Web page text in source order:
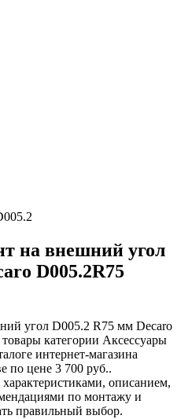
на внешний угол
D005.2R75
угол D005.2 R75 мм Decaro
категории Аксессуары
интернет-магазина
по цене 3 700 руб..
описанием,
по монтажу и
правильный выбор.